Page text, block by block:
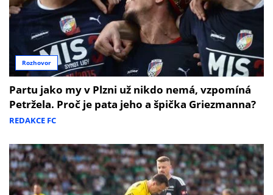
Rozhovor
Partu jako my v Plzni už nikdo nemá, vzpomíná
Petržela. Proč je pata jeho a špička Griezmanna?
REDAKCE FC